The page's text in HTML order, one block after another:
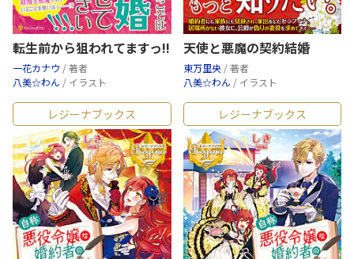
転生前から狙われてますっ!!
一花カナウ / 著者
八美☆わん / イラスト
天使と悪魔の契約結婚
東万里央 / 著者
八美☆わん / イラスト
レジーナブックス レジーナブックス